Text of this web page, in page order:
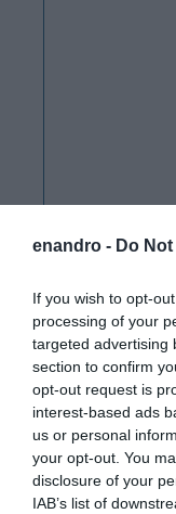
enandro - Do
If you wish to opt-
processing of your
targeted advertising
section to confirm
opt-out request is
interest-based ads
us or personal
your opt-out. You
disclosure of your
IAB’s list of